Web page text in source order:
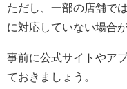
ただし、一部の店舗で
に対応していない場合
事前に公式サイトやア
ておきましょう。